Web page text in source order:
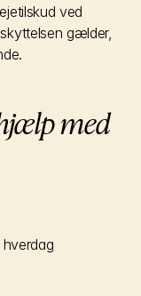
ved
gælder,
med